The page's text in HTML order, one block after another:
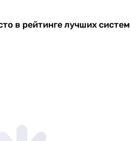
в рейтинге лучших систем